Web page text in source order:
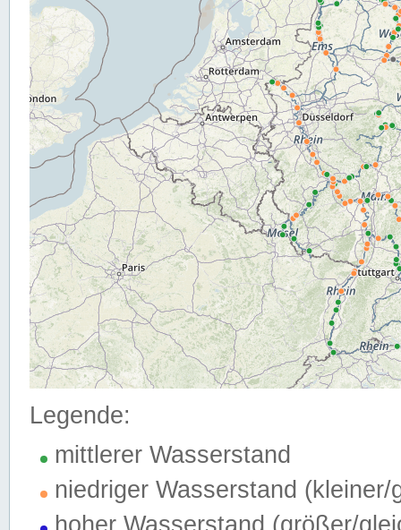
Legende:
mittlerer Wasserstand
niedriger Wasserstand (kleiner/
hoher Wasserstand (größer/